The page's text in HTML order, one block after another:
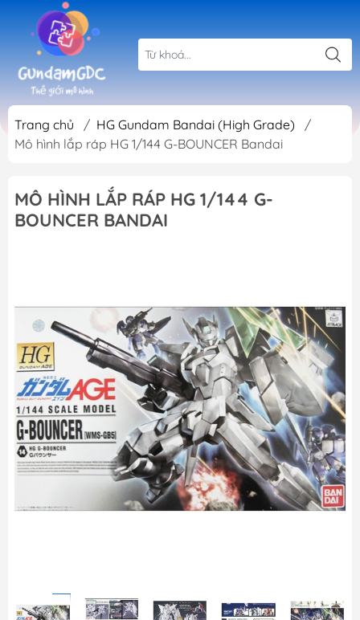
Trang chủ / HG Gundam Bandai (High Grade)
/
Mô hình lắp ráp HG 1/144 G-BOUNCER Bandai
MÔ HÌNH LẮP RÁP HG 1/144 G-
BOUNCER BANDAI